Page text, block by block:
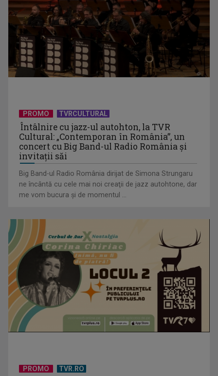
PROMO TVRCULTURAL
Întâlnire cu jazz-ul autohton, la TVR
Cultural: „Contemporan în România”, un
concert cu Big Band-ul Radio România şi
invitaţii săi
Big Band-ul Radio România dirijat de Simona Strungaru
ne încântă cu cele mai noi creaţii de jazz autohtone, dar
me vom bucura şi de momentul ...
PROMO TVR.RO